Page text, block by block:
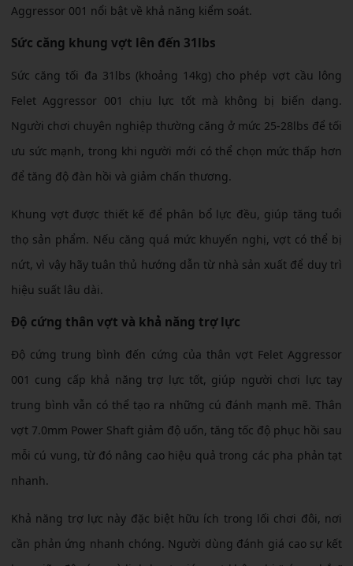
Aggressor 001 nổi bật về khả năng kiểm soát.
Sức căng khung vợt lên đến 31lbs
Sức căng tối đa 31lbs (khoảng 14kg) cho phép vợt cầu lông
Felet Aggressor 001 chịu lực tốt mà không bị biến dạng.
Người chơi chuyên nghiệp thường căng ở mức 25-28lbs để tối
ưu sức mạnh, trong khi người mới có thể chọn mức thấp hơn
để tăng độ đàn hồi và giảm chấn thương.
Khung vợt được thiết kế để phân bổ lực đều, giúp tăng tuổi
thọ sản phẩm. Nếu căng quá mức khuyến nghị, vợt có thể bị
nứt, vì vậy hãy tuân thủ hướng dẫn từ nhà sản xuất để duy trì
hiệu suất lâu dài.
Độ cứng thân vợt và khả năng trợ lực
Độ cứng trung bình đến cứng của thân vợt Felet Aggressor
001 cung cấp khả năng trợ lực tốt, giúp người chơi lực tay
trung bình vẫn có thể tạo ra những cú đánh mạnh mẽ. Thân
vợt 7.0mm Power Shaft giảm độ uốn, tăng tốc độ phục hồi sau
mỗi cú vung, từ đó nâng cao hiệu quả trong các pha phản tạt
nhanh.
Khả năng trợ lực này đặc biệt hữu ích trong lối chơi đôi, nơi
cần phản ứng nhanh chóng. Người dùng đánh giá cao sự kết